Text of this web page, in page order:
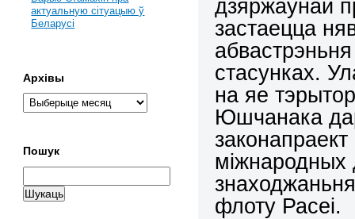
дзяржаўнай
застаецца
стасунках.
на яе
Юшчанака
міжнародных
флоту Расеі.
актуальную сітуацыю ў
Беларусі
Архівы
Пошук